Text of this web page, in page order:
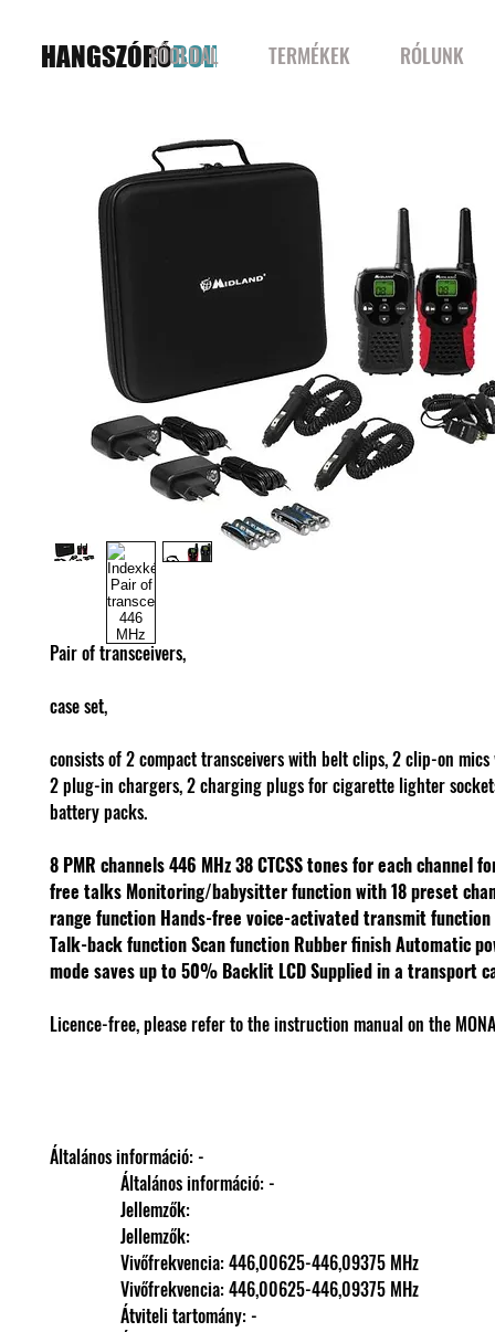
HANGSZÓRÓBOLT
FŐOLDAL TERMÉKEK RÓLUNK
Pair of transceivers,
case set,
consists of 2 compact transceivers with belt clips, 2 clip-on mics
2 plug-in chargers, 2 charging plugs for cigarette lighter
battery packs.
8 PMR channels 446 MHz38 CTCSS tones for each channel
free talks Monitoring/babysitter function with 18 preset
range function Hands-free voice-activated transmit function
Talk-back functionScan function Rubber finishAutomatic
mode saves up to 50% Backlit LCDSupplied in a transport
Licence-free, please refer to the instruction manual on the
Általános információ: -
                Általános információ: -
                Jellemzők:
                Jellemzők:
                Vivőfrekvencia: 446,00625-446,09375 MHz
                Vivőfrekvencia: 446,00625-446,09375 MHz
                Átviteli tartomány: -